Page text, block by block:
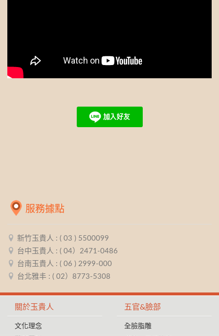
服務據點
新竹玉貴人 : ( 03 ) 5500099
台中玉貴人 : ( 04）2471-0486
台南玉貴人 : ( 06 ) 2999-000
台北雅丰 : ( 02）8773-5308
關於玉貴人
文化理念
五官&臉部
全臉脂雕